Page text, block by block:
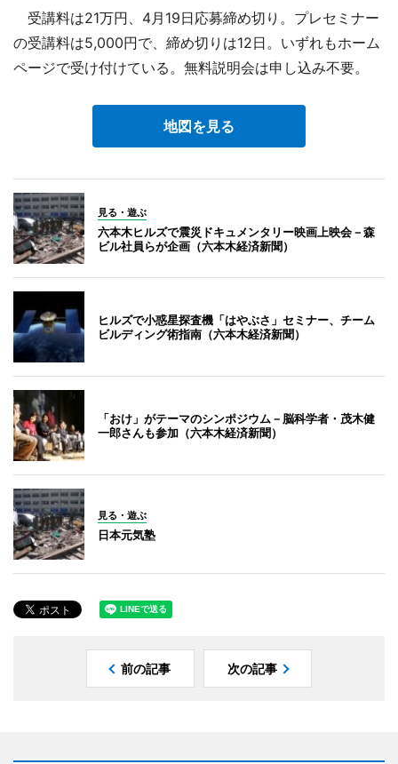
受講料は21万円、4月19日応募締め切り。プレセミナー
の受講料は5,000円で、締め切りは12日。いずれもホーム
ページで受け付けている。無料説明会は申し込み不要。
地図を見る
見る・遊ぶ
六本木ヒルズで震災ドキュメンタリー映画上映会－森
ビル社員らが企画（六本木経済新聞）
ヒルズで小惑星探査機「はやぶさ」セミナー、チーム
ビルディング術指南（六本木経済新聞）
「おけ」がテーマのシンポジウム－脳科学者・茂木健
一郎さんも参加（六本木経済新聞）
見る・遊ぶ
日本元気塾
前の記事 次の記事